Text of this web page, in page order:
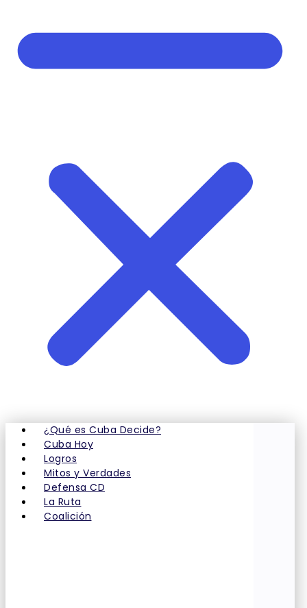
¿Qué es Cuba Decide?
Cuba Hoy
Logros
Mitos y Verdades
Defensa CD
La Ruta
Coalición